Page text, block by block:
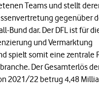
Teams und stellt
gegenüber
Bund dar. Der DFL ist für
und Vermarktung
spielt somit eine zentrale
Der Gesamterlös
2021/22 betrug 4,48